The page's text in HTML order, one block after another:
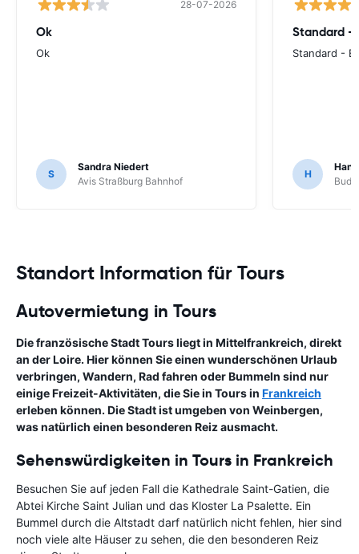
28-07-2026
Ok
Ok
S
Sandra Niedert
Avis Straßburg Bahnhof
Standard -
Standard -
H
Standort Information für Tours
Autovermietung in Tours
Die französische Stadt Tours liegt in Mittelfrankreich, direkt
an der Loire. Hier können Sie einen wunderschönen Urlaub
verbringen, Wandern, Rad fahren oder Bummeln sind nur
einige Freizeit-Aktivitäten, die Sie in Tours in Frankreich
erleben können. Die Stadt ist umgeben von Weinbergen,
was natürlich einen besonderen Reiz ausmacht.
Sehenswürdigkeiten in Tours in Frankreich
Besuchen Sie auf jeden Fall die Kathedrale Saint-Gatien, die
Abtei Kirche Saint Julian und das Kloster La Psalette. Ein
Bummel durch die Altstadt darf natürlich nicht fehlen, hier sind
noch viele alte Häuser zu sehen, die den besonderen Reiz